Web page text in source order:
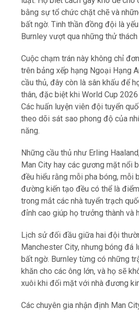
bằng sự tổ chức chặt chẽ và
bất ngờ. Tinh thần đồng đội là
Burnley vượt qua những thử thách
Cuộc chạm trán này không chỉ
trên bảng xếp hạng Ngoại Hạng
cầu thủ, đây còn là sân khấu để
thân, đặc biệt khi World Cup
Các huấn luyện viên đội tuyển
theo dõi sát sao phong độ của
năng.
Những cầu thủ như Erling
Man City hay các gương mặt nổi
đều hiểu rằng mỗi pha bóng, mỗi
đường kiến tạo đều có thể là
trong mắt các nhà tuyển trạch
đỉnh cao giúp họ trưởng thành và
Lịch sử đối đầu giữa hai đội
Manchester City, nhưng bóng đá
bất ngờ. Burnley từng có những
khăn cho các ông lớn, và họ sẽ
xuôi khi đối mặt với nhà đương
Các chuyên gia nhận định Man